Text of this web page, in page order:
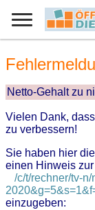
Netto-Gehalt zu
Vielen Dank,
zu verbessern!
Sie haben hier
einen Hinweis
/c/t/rechner/tv-
einzugeben: